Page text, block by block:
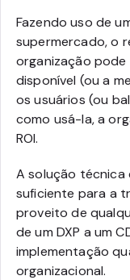
Fazendo uso de
supermercado, o
organização
disponível (ou a
os usuários (ou
como usá-la, a
ROI.
A solução técnica
suficiente para a
proveito de
de um DXP a um
implementação
organizacional.